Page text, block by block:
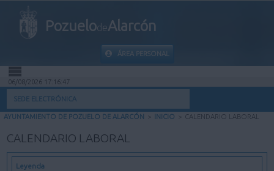
PozuelodeAlarcón
ÁREA PERSONAL
INICIO
MI CARPETA
06/08/2026 17:16:47
SEDE ELECTRÓNICA
AYUNTAMIENTO DE POZUELO DE ALARCÓN > INICIO > CALENDARIO LABORAL
CALENDARIO LABORAL
Leyenda